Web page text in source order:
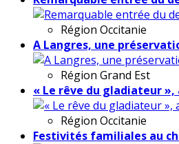
Région Occitanie
A Langres, une
Région Grand Est
« Le rêve du gladiateur »,
Région Occitanie
Festivités familiales au